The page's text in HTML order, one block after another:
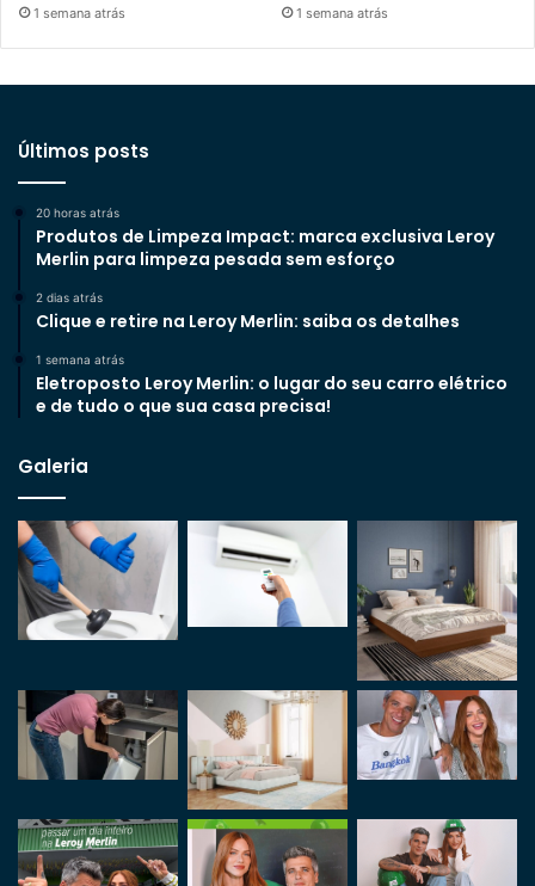
1 semana atrás 1 semana atrás
Últimos posts
20 horas atrás
Produtos de Limpeza Impact: marca exclusiva Leroy
Merlin para limpeza pesada sem esforço
2 dias atrás
Clique e retire na Leroy Merlin: saiba os detalhes
1 semana atrás
Eletroposto Leroy Merlin: o lugar do seu carro elétrico
e de tudo o que sua casa precisa!
Galeria